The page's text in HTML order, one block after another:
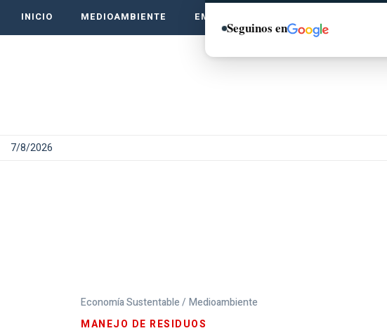
INICIO MEDIOAMBIENTE EMPRENDE VERDE
7/8/2026
Economía Sustentable / Medioambiente
MANEJO DE RESIDUOS
Seguinos en